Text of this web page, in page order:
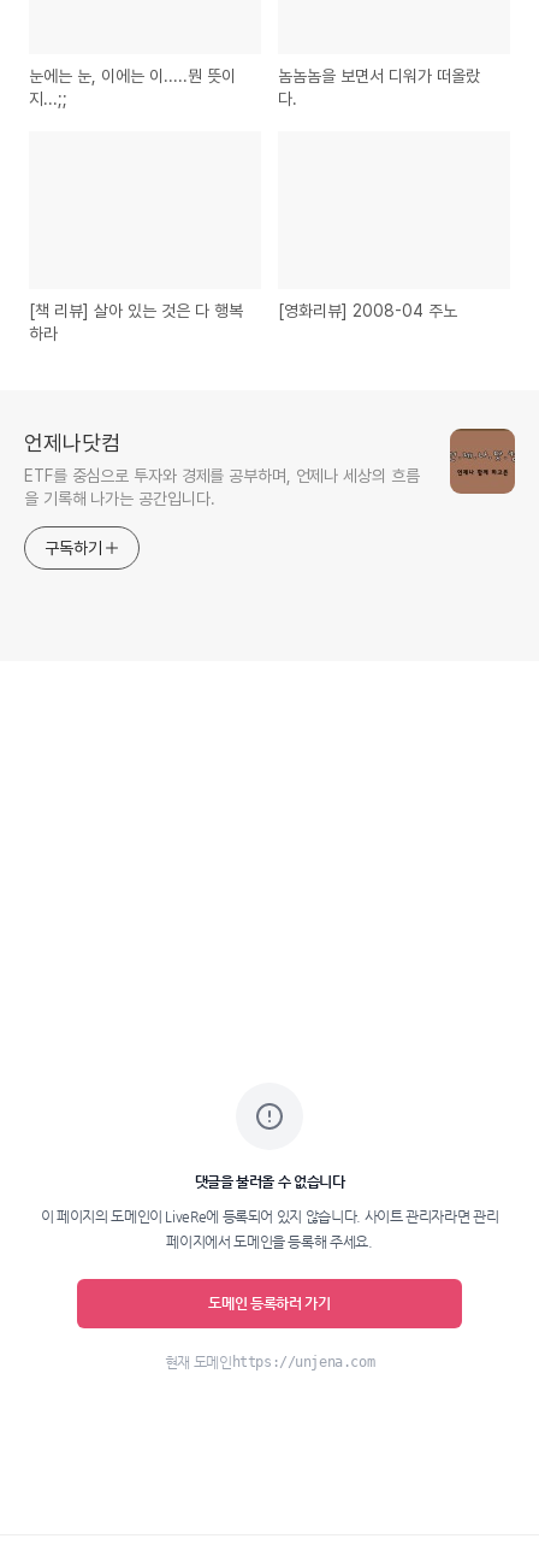
눈에는 눈, 이에는 이.....뭔 뜻이
지...;;
놈놈놈을 보면서 디워가 떠올랐
다.
[책 리뷰] 살아 있는 것은 다 행복
하라
[영화리뷰] 2008-04 주노
언제나닷컴
ETF를 중심으로 투자와 경제를 공부하며, 언제나 세상의 흐름
을 기록해 나가는 공간입니다.
구독하기